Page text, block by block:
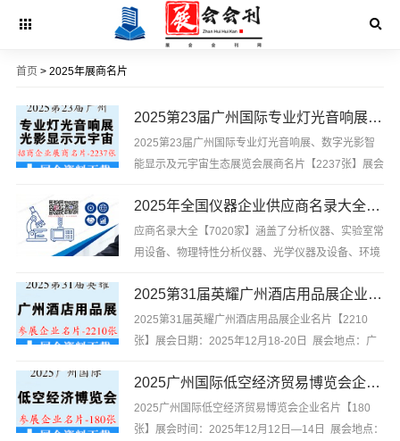
首页 > 2025年展商名片
2025第23届广州国际专业灯光音响展、数字光影智能显示及元宇宙生态展览会展商名片【2237张】
2025第23届广州国际专业灯光音响展、数字光影智
能显示及元宇宙生态展览会展商名片【2237张】展会
商品交易会展馆 2025第23届广州国际专业灯光音响
展、数字光影智能显...
2025年全国仪器企业供应商名录大全【7020家】
应商名录大全【7020家】涵盖了分析仪器、实验室常
用设备、物理特性分析仪器、光学仪器及设备、环境
量/计量仪器、配件耗材、常用仪表、试剤标物、化工
设备、保温材料及电线电缆、ニ手仪器/机械设备等优
质企业...
2025第31届英耀广州酒店用品展企业名片【2210张】
2025第31届英耀广州酒店用品展企业名片【2210
张】展会日期：2025年12月18-20日 展会地点：广
州商用厨具展览会、广州厨房设备及用品展览会、广
州清洁设备及用品展览会、...
2025广州国际低空经济贸易博览会企业名片【180张】
2025广州国际低空经济贸易博览会企业名片【180
张】展会时间：2025年12月12日—14日 展会地点：